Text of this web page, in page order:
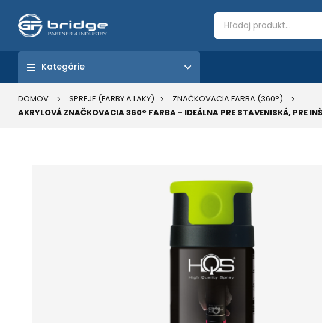
Kategórie
DOMOV SPREJE (FARBY A LAKY)
ZNAČKOVACIA FARBA (360°)
AKRYLOVÁ ZNAČKOVACIA 360° FARBA - IDEÁLNA PRE STAVENISKÁ, PRE